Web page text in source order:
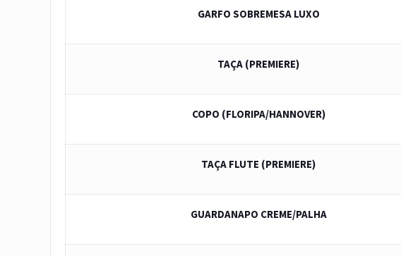
GARFO SOBREMESA LUXO
TAÇA (PREMIERE)
COPO (FLORIPA/HANNOVER)
TAÇA FLUTE (PREMIERE)
GUARDANAPO CREME/PALHA